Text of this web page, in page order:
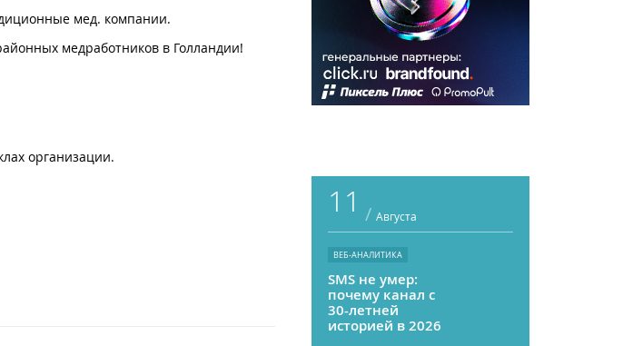
мед. компании.
медработников в Голландии!
организации.
11 / Августа
ВЕБ-АНАЛИТИКА
SMS не умер:
почему канал с
30-летней
историей в 2026